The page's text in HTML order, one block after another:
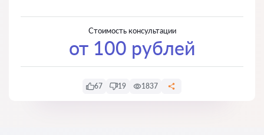
Стоимость консультации
от 100 рублей
67 19 1837